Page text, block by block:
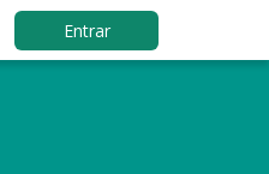
Entrar